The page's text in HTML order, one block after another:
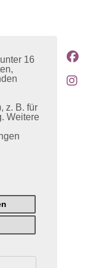
16
z. B. für
Weitere